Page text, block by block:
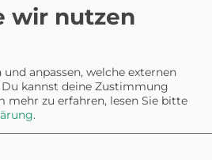
wir nutzen
anpassen, welche externen
kannst deine Zustimmung
mehr zu erfahren, lesen Sie bitte
.